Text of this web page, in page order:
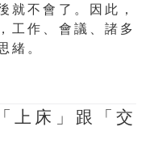
就不會了。因此，
工作、會議、諸多
緒。
上床」跟「交